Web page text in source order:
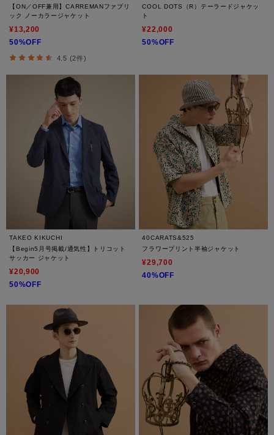
【ON／OFF兼用】CARREMANファブリ
ック ノーカラージャケット
¥13,200
50%OFF
4.5 (2件)
COOL DOTS（R）テーラードジャケッ
ト
¥22,000
50%OFF
TAKEO KIKUCHI
【Begin5月号掲載/通気性】トリコット
サッカー ジャケット
¥20,900
50%OFF
40CARATS&525
フラワープリント半袖ジャケット
¥29,700
40%OFF